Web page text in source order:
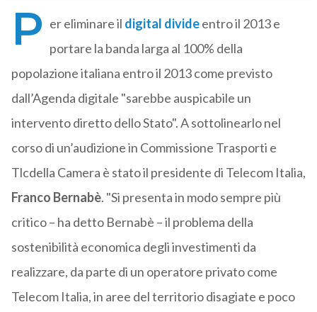
P er eliminare il digital divideentro il 2013 e
portare la banda larga al 100% della
popolazione italiana entro il 2013 come previsto
dall’Agenda digitale "sarebbe auspicabile un
intervento diretto dello Stato". A sottolinearlo nel
corso di un’audizione in Commissione Trasporti e
Tlcdella Camera è stato il presidente di Telecom Italia,
Franco Bernabè. "Si presenta in modo sempre più
critico – ha detto Bernabè – il problema della
sostenibilità economica degli investimenti da
realizzare, da parte di un operatore privato come
Telecom Italia, in aree del territorio disagiate e poco